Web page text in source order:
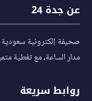
عن جدة 24
صحيفة إلكترونية سعودية
مدار الساعة، مع تغطية
روابط سريعة